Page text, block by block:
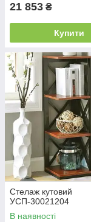
21 853 ₴
Купити
Стелаж кутовий
УСП-30021204
В наявності